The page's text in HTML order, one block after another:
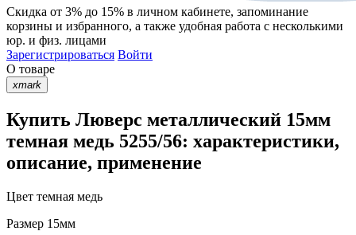
Скидка от 3% до 15% в личном кабинете, запоминание
корзины и избранного, а также удобная работа с несколькими
юр. и физ. лицами
Зарегистрироваться Войти
О товаре
xmark
Купить Люверс металлический 15мм
темная медь 5255/56: характеристики,
описание, применение
Цвет темная медь
Размер 15мм